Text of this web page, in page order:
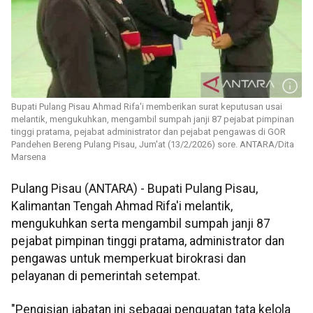
Bupati Pulang Pisau Ahmad Rifa'i memberikan surat keputusan usai
melantik, mengukuhkan, mengambil sumpah janji 87 pejabat pimpinan
tinggi pratama, pejabat administrator dan pejabat pengawas di GOR
Pandehen Bereng Pulang Pisau, Jum'at (13/2/2026) sore. ANTARA/Dita
Marsena
Pulang Pisau (ANTARA) - Bupati Pulang Pisau,
Kalimantan Tengah Ahmad Rifa'i melantik,
mengukuhkan serta mengambil sumpah janji 87
pejabat pimpinan tinggi pratama, administrator dan
pengawas untuk memperkuat birokrasi dan
pelayanan di pemerintah setempat.
"Pengisian jabatan ini sebagai penguatan tata kelola